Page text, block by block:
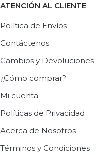
ATENCIÓN AL CLIENTE
Política de Envíos
Contáctenos
Cambios y Devoluciones
¿Cómo comprar?
Mi cuenta
Políticas de Privacidad
Acerca de Nosotros
Términos y Condiciones